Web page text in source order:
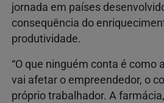
jornada em países
consequência do
produtividade.
“O que ninguém conta é como
vai afetar o empreendedor, o
próprio trabalhador. A